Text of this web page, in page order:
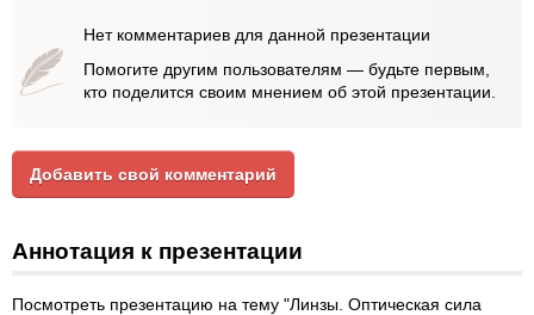
Нет комментариев для данной презентации
Помогите другим пользователям — будьте первым,
кто поделится своим мнением об этой презентации.
Добавить свой комментарий
Аннотация к презентации
Посмотреть презентацию на тему "Линзы. Оптическая сила